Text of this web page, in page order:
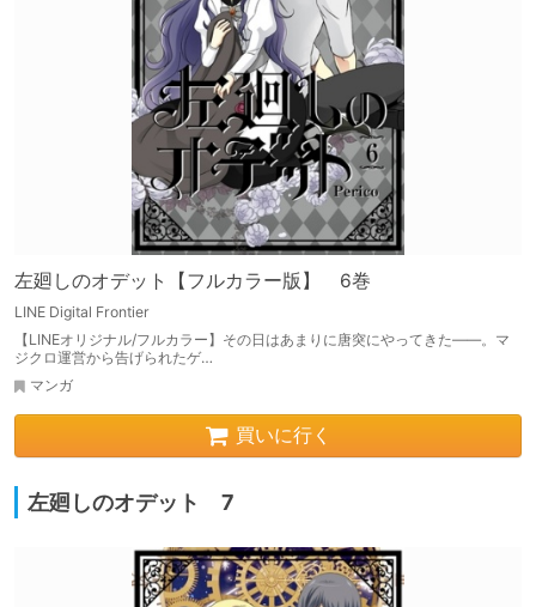
左廻しのオデット【フルカラー版】 6巻
LINE Digital Frontier
【LINEオリジナル/フルカラー】その日はあまりに唐突にやってきた――。マ
ジクロ運営から告げられたゲ…
マンガ
買いに行く
左廻しのオデット 7